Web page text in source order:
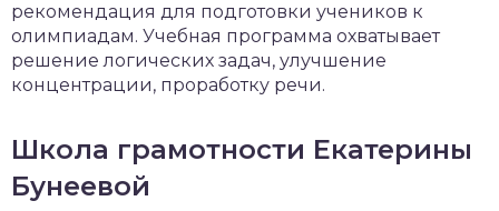
рекомендация для подготовки учеников к
олимпиадам. Учебная программа охватывает
решение логических задач, улучшение
концентрации, проработку речи.
Школа грамотности Екатерины
Бунеевой